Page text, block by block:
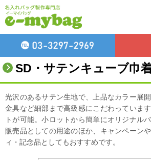
SD・サテンキューブ巾
光沢のあるサテン生地で、上品なカラー展
金具など細部まで高級感にこだわっていま
トが可能。小ロットから簡単にオリジナル
販売品としての用途のほか、キャンペーン
ィ・記念品としてもおすすめです。